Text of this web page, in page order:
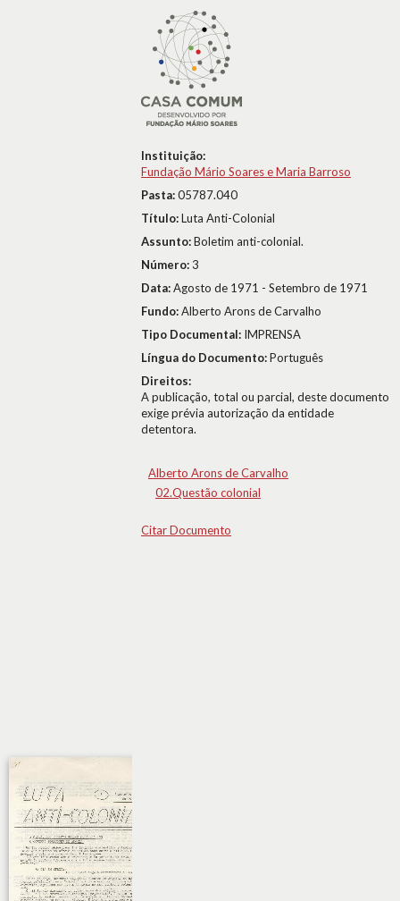
Instituição:
Fundação Mário Soares e Maria Barroso
Pasta:05787.040
Título:Luta Anti-Colonial
Assunto:Boletim anti-colonial.
Número:3
Data:Agosto de 1971 - Setembro de 1971
Fundo:Alberto Arons de Carvalho
Tipo Documental: IMPRENSA
Língua do Documento:Português
Direitos:
A publicação, total ou parcial, deste documento
exige prévia autorização da entidade
detentora.
Alberto Arons de Carvalho
02.Questão colonial
Citar Documento